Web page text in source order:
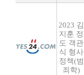
2023 김
지훈 정
도 객관
식 형사
정책(범
죄학)